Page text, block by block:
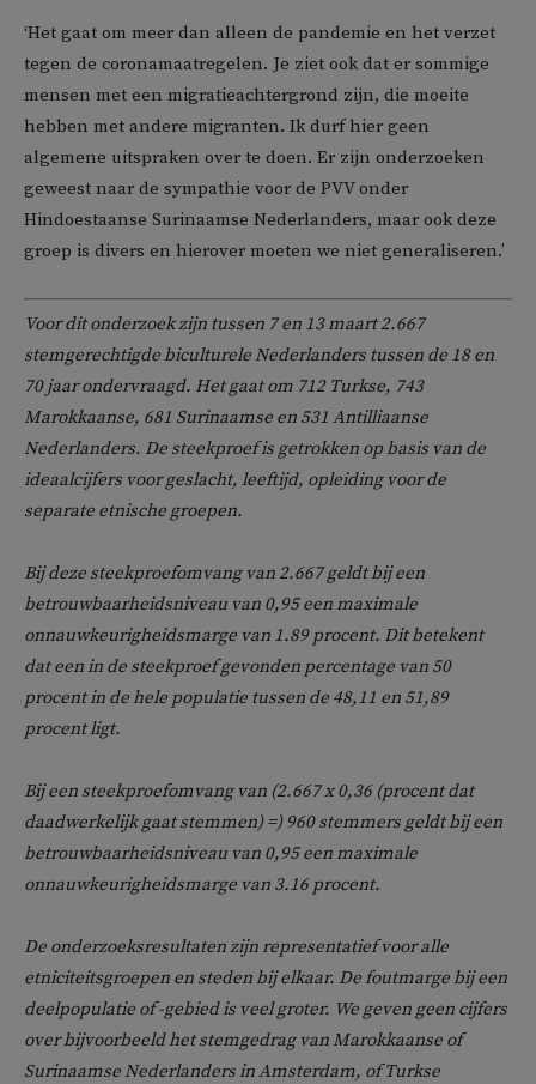
‘Het gaat om meer dan alleen de pandemie en het verzet
tegen de coronamaatregelen. Je ziet ook dat er sommige
mensen met een migratieachtergrond zijn, die moeite
hebben met andere migranten. Ik durf hier geen
algemene uitspraken over te doen. Er zijn onderzoeken
geweest naar de sympathie voor de PVV onder
Hindoestaanse Surinaamse Nederlanders, maar ook deze
groep is divers en hierover moeten we niet generaliseren.’
Voor dit onderzoek zijn tussen 7 en 13 maart 2.667
stemgerechtigde biculturele Nederlanders tussen de 18 en
70 jaar ondervraagd. Het gaat om 712 Turkse, 743
Marokkaanse, 681 Surinaamse en 531 Antilliaanse
Nederlanders. De steekproef is getrokken op basis van de
ideaalcijfers voor geslacht, leeftijd, opleiding voor de
separate etnische groepen.
Bij deze steekproefomvang van 2.667 geldt bij een
betrouwbaarheidsniveau van 0,95 een maximale
onnauwkeurigheidsmarge van 1.89 procent. Dit betekent
dat een in de steekproef gevonden percentage van 50
procent in de hele populatie tussen de 48,11 en 51,89
procent ligt.
Bij een steekproefomvang van (2.667 x 0,36 (procent dat
daadwerkelijk gaat stemmen) =) 960 stemmers geldt bij een
betrouwbaarheidsniveau van 0,95 een maximale
onnauwkeurigheidsmarge van 3.16 procent.
De onderzoeksresultaten zijn representatief voor alle
etniciteitsgroepen en steden bij elkaar. De foutmarge bij een
deelpopulatie of -gebied is veel groter. We geven geen cijfers
over bijvoorbeeld het stemgedrag van Marokkaanse of
Surinaamse Nederlanders in Amsterdam, of Turkse